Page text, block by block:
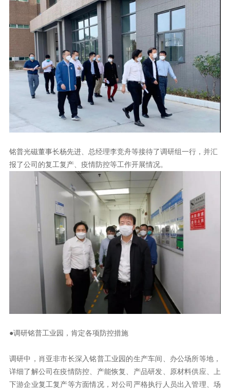
铭普光磁董事长杨先进、总经理李竞舟等接待了调研组一行
报了公司的复工复产、疫情防控等工作开展情况。
●调研铭普工业园，肯定各项防控措施
下游企业复工复产等方面情况，